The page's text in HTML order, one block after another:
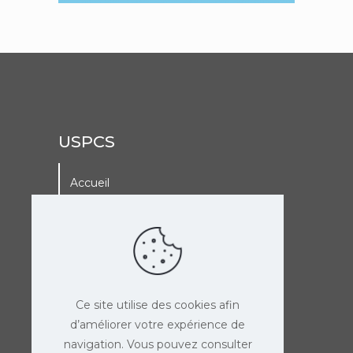
USPCS
Accueil
Adhérer à l’USPCS
Ce site utilise des cookies afin
d’améliorer votre expérience de
navigation. Vous pouvez consulter